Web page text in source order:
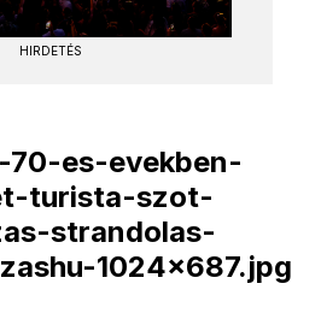
HIRDETÉS
es-evekben-
turista-szot-
strandolas-
1024×687.jpg